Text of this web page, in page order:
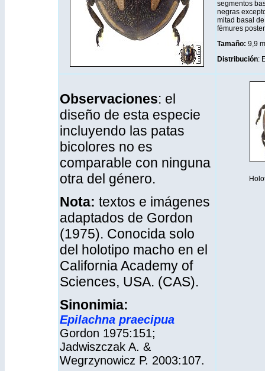
segmentos
negras
mitad basal
fémures
Tamaño: 9,9
Distribución:
Observaciones: el
diseño de esta especie
incluyendo las patas
bicolores no es
comparable con ninguna
otra del género.
Nota: textos e imágenes
adaptados de Gordon
(1975). Conocida solo
del holotipo macho en el
California Academy of
Sciences, USA. (CAS).
Sinonimia:
Epilachna praecipua
Gordon 1975:151;
Jadwiszczak A. &
Wegrzynowicz P. 2003:107.